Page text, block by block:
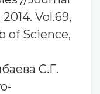
Vol.69,
of Science,
С.Г.